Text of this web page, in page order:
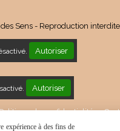
Sens - Reproduction
Autoriser
Autoriser
de confidentialité
expérience à des fins de